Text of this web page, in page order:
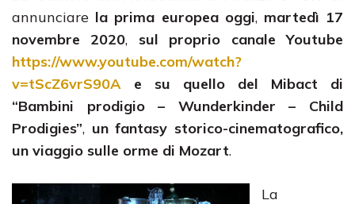
annunciare la prima europea oggi, martedì 17
novembre 2020, sul proprio canale Youtube
https://www.youtube.com/watch?
v=tScZ6vrS90A e su quello del Mibact di
“Bambini prodigio – Wunderkinder – Child
Prodigies”, un fantasy storico-cinematografico,
un viaggio sulle orme di Mozart.
La